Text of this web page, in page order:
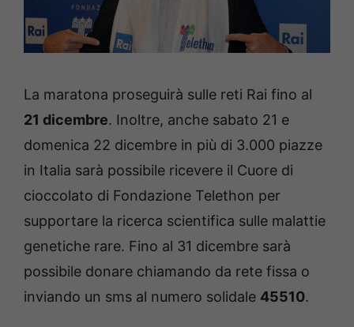
La maratona proseguirà sulle reti Rai fino al
21 dicembre. Inoltre, anche sabato 21 e
domenica 22 dicembre in più di 3.000 piazze
in Italia sarà possibile ricevere il Cuore di
cioccolato di Fondazione Telethon per
supportare la ricerca scientifica sulle malattie
genetiche rare. Fino al 31 dicembre sarà
possibile donare chiamando da rete fissa o
inviando un sms al numero solidale 45510.